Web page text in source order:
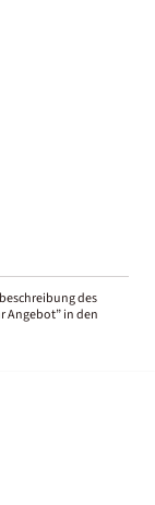
des
Angebot” in den